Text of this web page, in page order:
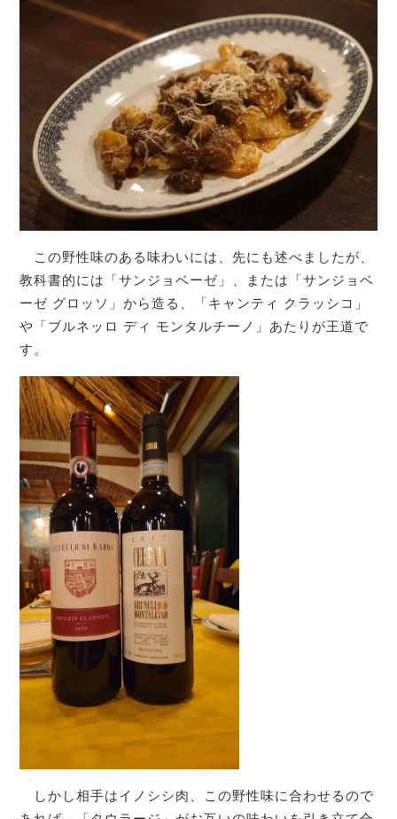
この野性味のある味わいには、先にも述べましたが、
教科書的には「サンジョベーゼ」、または「サンジョベ
ーゼ グロッソ」から造る、「キャンティ クラッシコ」
や「ブルネッロ ディ モンタルチーノ」あたりが王道で
す。
しかし相手はイノシシ肉、この野性味に合わせるので